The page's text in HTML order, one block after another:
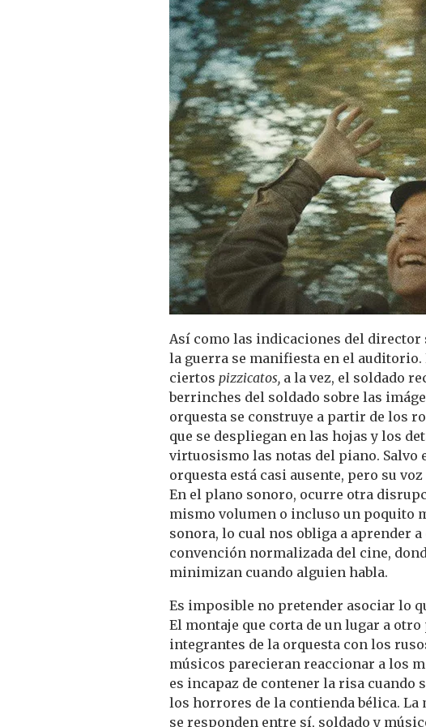
Así como las indicaciones del director
la guerra se manifiesta en el
ciertos pizzicatos, a la vez, el soldado
berrinches del soldado sobre las
orquesta se construye a partir de los
que se despliegan en las hojas y los
virtuosismo las notas del piano.
orquesta está casi ausente, pero su
En el plano sonoro, ocurre otra
mismo volumen o incluso un poquito
sonora, lo cual nos obliga a aprender
convención normalizada del cine,
minimizan cuando alguien habla.
Es imposible no pretender asociar lo
El montaje que corta de un lugar a
integrantes de la orquesta con los
músicos parecieran reaccionar a los
es incapaz de contener la risa
los horrores de la contienda bélica.
se responden entre sí, soldado y